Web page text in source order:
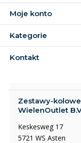
Moje konto
Kategorie
Kontakt
Zestawy-
WielenOutlet
Keskesweg 17
5721 WS Asten